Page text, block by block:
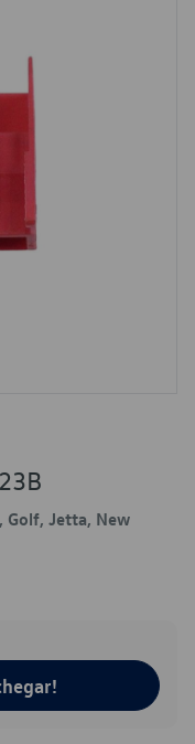
Golf, Jetta, New